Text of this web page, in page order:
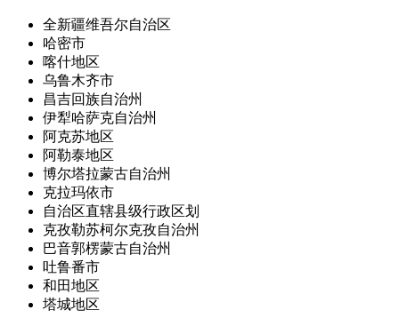
全新疆维吾尔自治区
哈密市
喀什地区
乌鲁木齐市
昌吉回族自治州
伊犁哈萨克自治州
阿克苏地区
阿勒泰地区
博尔塔拉蒙古自治州
克拉玛依市
自治区直辖县级行政区划
克孜勒苏柯尔克孜自治州
巴音郭楞蒙古自治州
吐鲁番市
和田地区
塔城地区